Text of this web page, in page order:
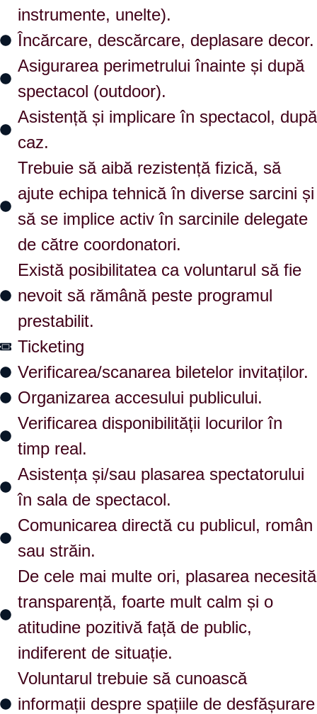
instrumente, unelte).
Încărcare, descărcare, deplasare decor.
Asigurarea perimetrului înainte și după
spectacol (outdoor).
Asistență și implicare în spectacol, după
caz.
Trebuie să aibă rezistență fizică, să
ajute echipa tehnică în diverse sarcini și
să se implice activ în sarcinile delegate
de către coordonatori.
Există posibilitatea ca voluntarul să fie
nevoit să rămână peste programul
prestabilit.
Ticketing
Verificarea/scanarea biletelor invitaților.
Organizarea accesului publicului.
Verificarea disponibilității locurilor în
timp real.
Asistența și/sau plasarea spectatorului
în sala de spectacol.
Comunicarea directă cu publicul, român
sau străin.
De cele mai multe ori, plasarea necesită
transparență, foarte mult calm și o
atitudine pozitivă față de public,
indiferent de situație.
Voluntarul trebuie să cunoască
informații despre spațiile de desfășurare